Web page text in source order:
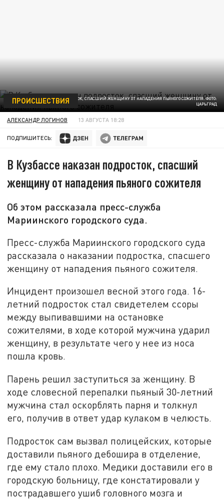
В КУЗБАССЕ НАКАЗАН ПОДРОСТОК, СПАСШИЙ ЖЕНЩИНУ ОТ НАПАДЕНИЯ ПЬЯНОГО СОЖИТЕЛЯ. ФОТО:
ЦАРЬГРАД
ПРОИСШЕСТВИЯ
АЛЕКСАНДР ЛОГИНОВ 13 АВГУСТА 18:28
ПОДПИШИТЕСЬ:
В Кузбассе наказан подросток, спасший
женщину от нападения пьяного сожителя
Об этом рассказала пресс-служба
Мариинского городского суда.
Пресс-служба Мариинского городского суда
рассказала о наказании подростка, спасшего
женщину от нападения пьяного сожителя.
Инцидент произошел весной этого года. 16-
летний подросток стал свидетелем ссоры
между выпивавшими на остановке
сожителями, в ходе которой мужчина ударил
женщину, в результате чего у нее из носа
пошла кровь.
Парень решил заступиться за женщину. В
ходе словесной перепалки пьяный 30-летний
мужчина стал оскорблять парня и толкнул
его, получив в ответ удар кулаком в челюсть.
Подросток сам вызвал полицейских, которые
доставили пьяного дебошира в отделение,
где ему стало плохо. Медики доставили его в
городскую больницу, где констатировали у
пострадавшего ушиб головного мозга и